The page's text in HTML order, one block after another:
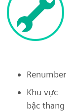
Renumber
Khu vực
bậc thang